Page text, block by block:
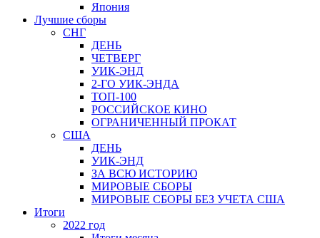
Япония
Лучшие сборы
СНГ
ДЕНЬ
ЧЕТВЕРГ
УИК-ЭНД
2-ГО УИК-ЭНДА
ТОП-100
РОССИЙСКОЕ КИНО
ОГРАНИЧЕННЫЙ ПРОКАТ
США
ДЕНЬ
УИК-ЭНД
ЗА ВСЮ ИСТОРИЮ
МИРОВЫЕ СБОРЫ
МИРОВЫЕ СБОРЫ БЕЗ УЧЕТА США
Итоги
2022 год